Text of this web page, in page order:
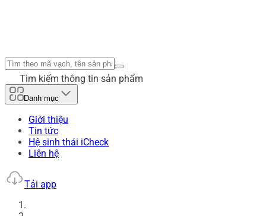
Tìm kiếm thông tin sản phẩm
Danh mục
Giới thiệu
Tin tức
Hệ sinh thái iCheck
Liên hệ
Tải app